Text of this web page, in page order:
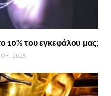
10% του εγκεφάλου μας;
2025